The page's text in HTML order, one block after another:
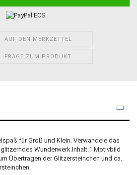
AUF DEN MERKZETTEL
FRAGE ZUM PRODUKT
für Groß und Klein. Verwandele das
Wunderwerk.Inhalt:1 Motivbild
Übertragen der Glitzersteinchen und ca.